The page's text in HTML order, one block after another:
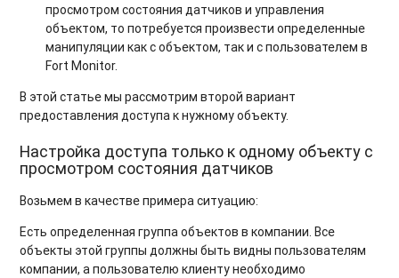
просмотром состояния датчиков и управления
объектом, то потребуется произвести определенные
манипуляции как с объектом, так и с пользователем в
Fort Monitor.
В этой статье мы рассмотрим второй вариант
предоставления доступа к нужному объекту.
Настройка доступа только к одному объекту с
просмотром состояния датчиков
Возьмем в качестве примера ситуацию:
Есть определенная группа объектов в компании. Все
объекты этой группы должны быть видны пользователям
компании, а пользователю клиенту необходимо